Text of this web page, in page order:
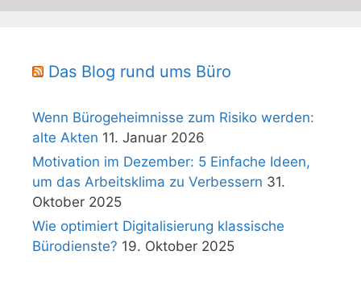
Das Blog rund ums Büro
Wenn Bürogeheimnisse zum Risiko werden:
alte Akten 11. Januar 2026
Motivation im Dezember: 5 Einfache Ideen,
um das Arbeitsklima zu Verbessern 31.
Oktober 2025
Wie optimiert Digitalisierung klassische
Bürodienste? 19. Oktober 2025